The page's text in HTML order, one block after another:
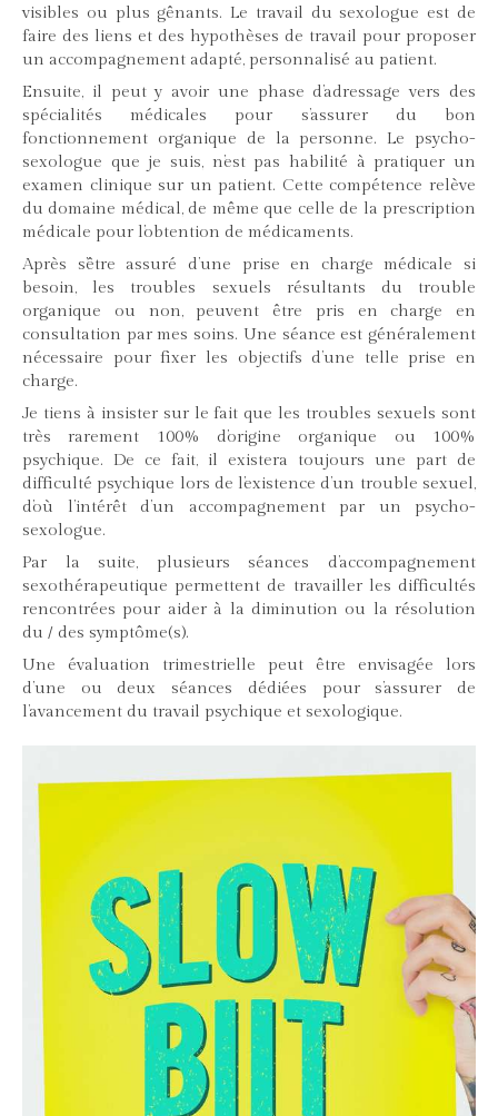
visibles ou plus gênants. Le travail du sexologue est de
faire des liens et des hypothèses de travail pour proposer
un accompagnement adapté, personnalisé au patient.
Ensuite, il peut y avoir une phase d’adressage vers des
spécialités médicales pour s’assurer du bon
fonctionnement organique de la personne. Le psycho-
sexologue que je suis, n’est pas habilité à pratiquer un
examen clinique sur un patient. Cette compétence relève
du domaine médical, de même que celle de la prescription
médicale pour l’obtention de médicaments.
Après s’être assuré d’une prise en charge médicale si
besoin, les troubles sexuels résultants du trouble
organique ou non, peuvent être pris en charge en
consultation par mes soins. Une séance est généralement
nécessaire pour fixer les objectifs d’une telle prise en
charge.
Je tiens à insister sur le fait que les troubles sexuels sont
très rarement 100% d’origine organique ou 100%
psychique. De ce fait, il existera toujours une part de
difficulté psychique lors de l’existence d’un trouble sexuel,
d’où l’intérêt d’un accompagnement par un psycho-
sexologue.
Par la suite, plusieurs séances d’accompagnement
sexothérapeutique permettent de travailler les difficultés
rencontrées pour aider à la diminution ou la résolution
du / des symptôme(s).
Une évaluation trimestrielle peut être envisagée lors
d’une ou deux séances dédiées pour s’assurer de
l’avancement du travail psychique et sexologique.